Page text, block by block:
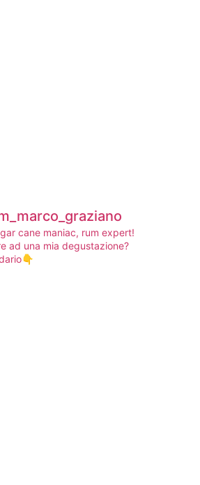
cane maniac, rum expert!
ad una mia degustazione?